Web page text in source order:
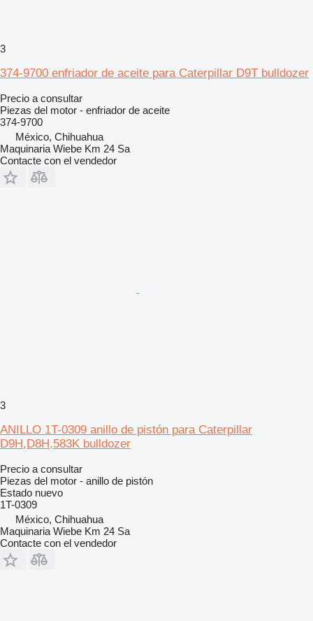
3
374-9700 enfriador de aceite para Caterpillar D9T bulldozer
Precio a consultar
Piezas del motor - enfriador de aceite
374-9700
México, Chihuahua
Maquinaria Wiebe Km 24 Sa
Contacte con el vendedor
3
ANILLO 1T-0309 anillo de pistón para Caterpillar
D9H,D8H,583K bulldozer
Precio a consultar
Piezas del motor - anillo de pistón
Estado nuevo
1T-0309
México, Chihuahua
Maquinaria Wiebe Km 24 Sa
Contacte con el vendedor